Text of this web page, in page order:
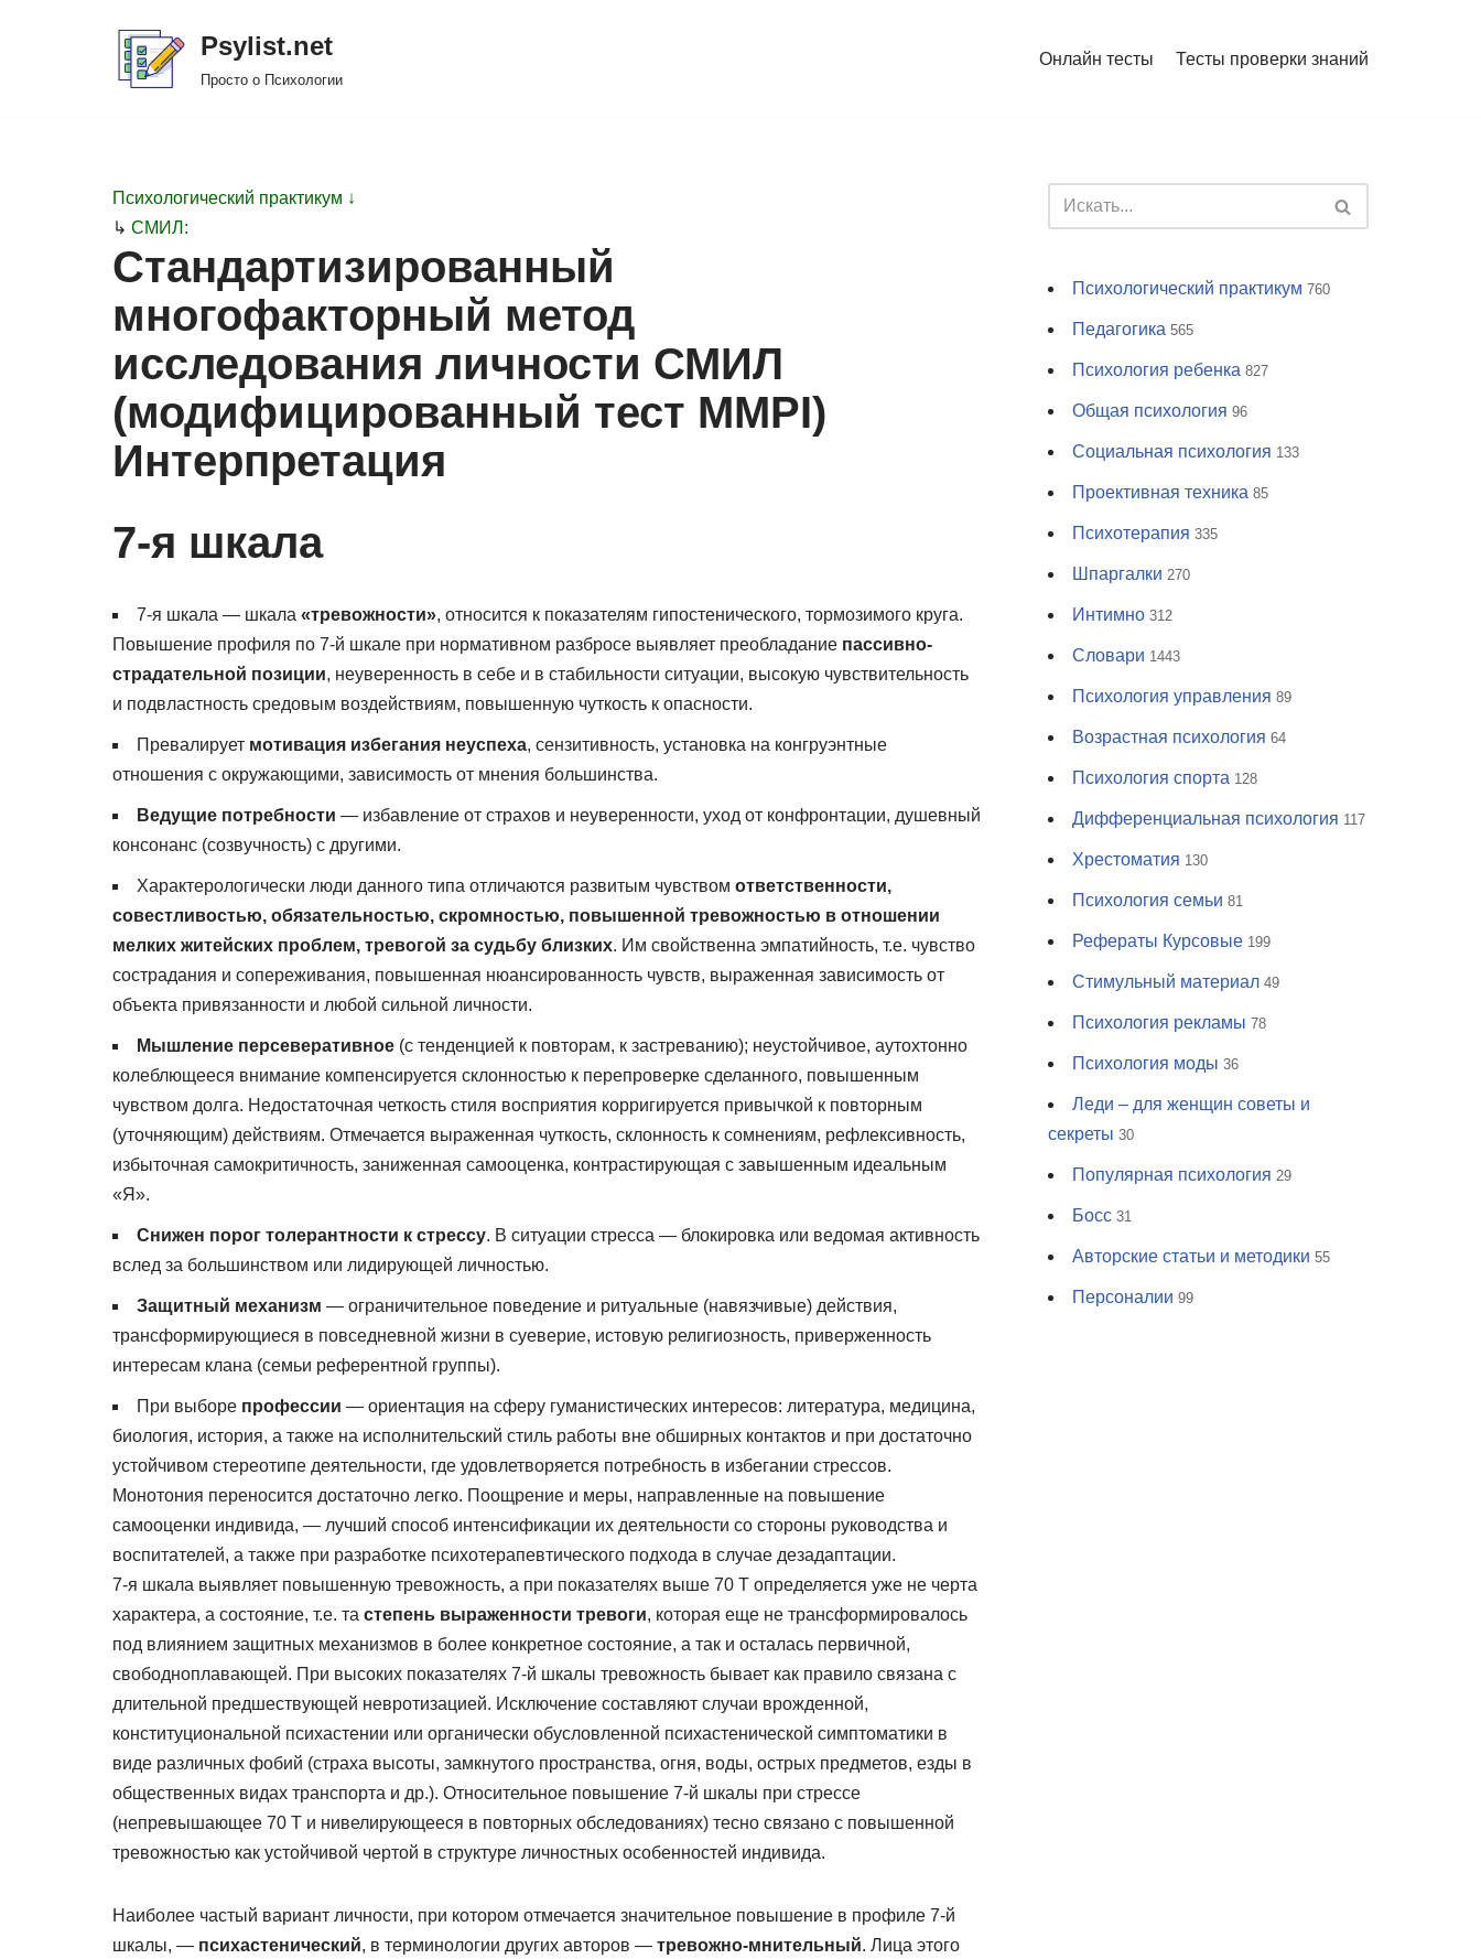
Psylist.net
Просто о Психологии
Онлайн тесты Тесты проверки знаний
Психологический практикум ↓
↳ СМИЛ:
Стандартизированный
многофакторный метод
исследования личности СМИЛ
(модифицированный тест MMPI)
Интерпретация
7-я шкала
7-я шкала — шкала «тревожности», относится к показателям гипостенического, тормозимого круга.
Повышение профиля по 7-й шкале при нормативном разбросе выявляет преобладание пассивно-
страдательной позиции, неуверенность в себе и в стабильности ситуации, высокую чувствительность
и подвластность средовым воздействиям, повышенную чуткость к опасности.
Превалирует мотивация избегания неуспеха, сензитивность, установка на конгруэнтные
отношения с окружающими, зависимость от мнения большинства.
Ведущие потребности — избавление от страхов и неуверенности, уход от конфронтации, душевный
консонанс (созвучность) с другими.
Характерологически люди данного типа отличаются развитым чувством ответственности,
совестливостью, обязательностью, скромностью, повышенной тревожностью в отношении
мелких житейских проблем, тревогой за судьбу близких. Им свойственна эмпатийность, т.е. чувство
сострадания и сопереживания, повышенная нюансированность чувств, выраженная зависимость от
объекта привязанности и любой сильной личности.
Мышление персеверативное (с тенденцией к повторам, к застреванию); неустойчивое, аутохтонно
колеблющееся внимание компенсируется склонностью к перепроверке сделанного, повышенным
чувством долга. Недостаточная четкость стиля восприятия корригируется привычкой к повторным
(уточняющим) действиям. Отмечается выраженная чуткость, склонность к сомнениям, рефлексивность,
избыточная самокритичность, заниженная самооценка, контрастирующая с завышенным идеальным
«Я».
Снижен порог толерантности к стрессу. В ситуации стресса — блокировка или ведомая активность
вслед за большинством или лидирующей личностью.
Защитный механизм — ограничительное поведение и ритуальные (навязчивые) действия,
трансформирующиеся в повседневной жизни в суеверие, истовую религиозность, приверженность
интересам клана (семьи референтной группы).
При выборе профессии — ориентация на сферу гуманистических интересов: литература, медицина,
биология, история, а также на исполнительский стиль работы вне обширных контактов и при достаточно
устойчивом стереотипе деятельности, где удовлетворяется потребность в избегании стрессов.
Монотония переносится достаточно легко. Поощрение и меры, направленные на повышение
самооценки индивида, — лучший способ интенсификации их деятельности со стороны руководства и
воспитателей, а также при разработке психотерапевтического подхода в случае дезадаптации.
7-я шкала выявляет повышенную тревожность, а при показателях выше 70 Т определяется уже не черта
характера, а состояние, т.е. та степень выраженности тревоги, которая еще не трансформировалось
под влиянием защитных механизмов в более конкретное состояние, а так и осталась первичной,
свободноплавающей. При высоких показателях 7-й шкалы тревожность бывает как правило связана с
длительной предшествующей невротизацией. Исключение составляют случаи врожденной,
конституциональной психастении или органически обусловленной психастенической симптоматики в
виде различных фобий (страха высоты, замкнутого пространства, огня, воды, острых предметов, езды в
общественных видах транспорта и др.). Относительное повышение 7-й шкалы при стрессе
(непревышающее 70 Т и нивелирующееся в повторных обследованиях) тесно связано с повышенной
тревожностью как устойчивой чертой в структуре личностных особенностей индивида.
Наиболее частый вариант личности, при котором отмечается значительное повышение в профиле 7-й
шкалы, — психастенический, в терминологии других авторов — тревожно-мнительный. Лица этого
Психологический практикум 760
Педагогика 565
Психология ребенка 827
Общая психология 96
Социальная психология 133
Проективная техника 85
Психотерапия 335
Шпаргалки 270
Интимно 312
Словари 1443
Психология управления 89
Возрастная психология 64
Психология спорта 128
Дифференциальная психология 117
Хрестоматия 130
Психология семьи 81
Рефераты Курсовые 199
Стимульный материал 49
Психология рекламы 78
Психология моды 36
Леди – для женщин советы и
секреты 30
Популярная психология 29
Босс 31
Авторские статьи и методики 55
Персоналии 99